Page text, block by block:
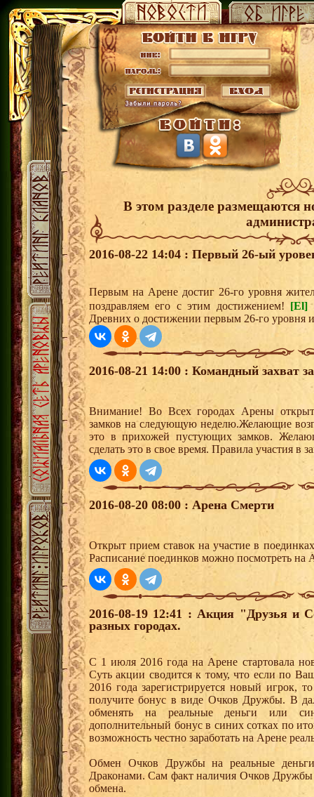
В этом разделе размещаются
2016-08-22 14:04 : Первый 26-ый
Первым на Арене достиг 26-го уровня
поздравляем его с этим достижением! [El]
Древних о достижении первым 26-го уровня
2016-08-21 14:00 : Командный захват
Внимание! Во Всех городах Арены
замков на следующую неделю.Желающие
это в прихожей пустующих замков.
сделать это в свое время. Правила участия в
2016-08-20 08:00 : Арена Смерти
Открыт прием ставок на участие в
Расписание поединков можно посмотреть на
2016-08-19 12:41 : Акция "Друзья и
разных городах.
С 1 июля 2016 года на Арене стартовала
Суть акции сводится к тому, что если по
2016 года зарегистрируется новый
получите бонус в виде Очков Дружбы. В
обменять на реальные деньги или
дополнительный бонус в синих сотках по
возможность честно заработать на Арене
Обмен Очков Дружбы на реальные деньги
Драконами. Сам факт наличия Очков Дружбы
обмена.